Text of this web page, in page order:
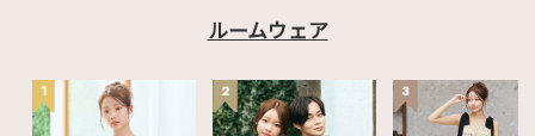
メフィール #ランジェ
リーブランド #ランジ
ェリーショップ #下着
通販 #大人可愛い #か
ルームウェア
1 2 3